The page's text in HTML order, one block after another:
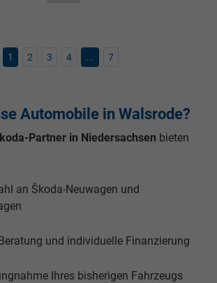
1 2 3 4 ... 7
Automobile in Walsrode?
Partner in Niedersachsen bieten
an Škoda-Neuwagen und
und individuelle Finanzierung
Ihres bisherigen Fahrzeugs